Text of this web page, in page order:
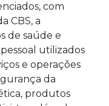
com
CBS, a
de saúde e
utilizados
e operações
da
produtos